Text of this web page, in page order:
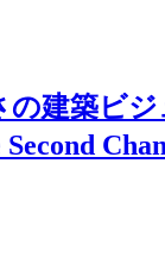
の建築ビ